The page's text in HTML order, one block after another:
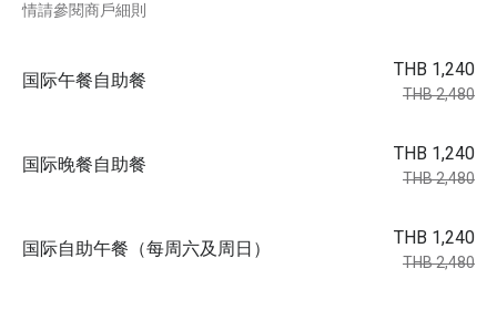
情請參閱商戶細則
国际午餐自助餐
THB 1,240
THB 2,480
国际晚餐自助餐
THB 1,240
THB 2,480
国际自助午餐（每周六及周日）
THB 1,240
THB 2,480